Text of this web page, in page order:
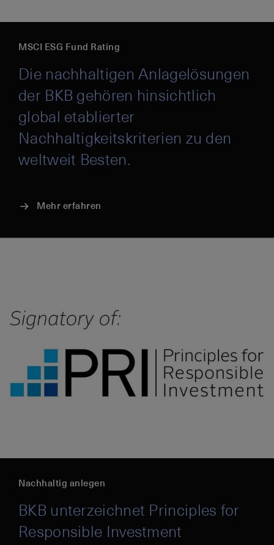
MSCI ESG Fund Rating
Die nachhaltigen Anlagelösungen
der BKB gehören hinsichtlich
global etablierter
Nachhaltigkeitskriterien zu den
weltweit Besten.
Mehr erfahren
Nachhaltig anlegen
BKB unterzeichnet Principles for
Responsible Investment